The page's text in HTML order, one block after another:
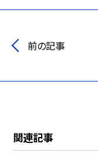
前の記事
関連記事